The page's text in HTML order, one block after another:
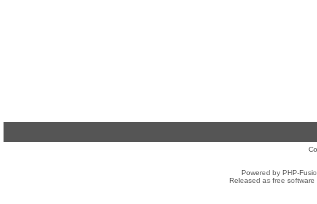
Powered by PHP-
Released as free